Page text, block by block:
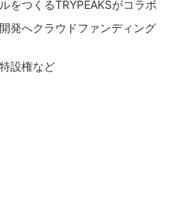
をつくるTRYPEAKSがコラボ
発へクラウドファンディング
設権など